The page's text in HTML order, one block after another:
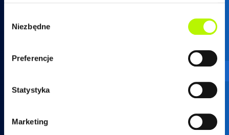
zgody
Niezbędne
Preferencje
Statystyka
Marketing